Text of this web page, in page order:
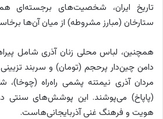
تاریخ ایران، شخصیت‌های برجسته‌ای
ستارخان (مبارز مشروطه) از میان آن‌ها
همچنین، لباس محلی زنان آذری شامل
دامن چین‌دار پرحجم (تومان) و سربند
مردان آذری نیمتنه پشمی راه‌راه (چوخا)،
(پاپاخ) می‌پوشند. این پوشش‌های سنتی
هویت و فرهنگ غنی آذربایجانی‌هاست.